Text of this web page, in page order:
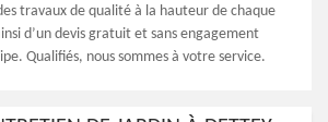
travaux de qualité à la hauteur de chaque
d’un devis gratuit et sans engagement
Qualifiés, nous sommes à votre service.